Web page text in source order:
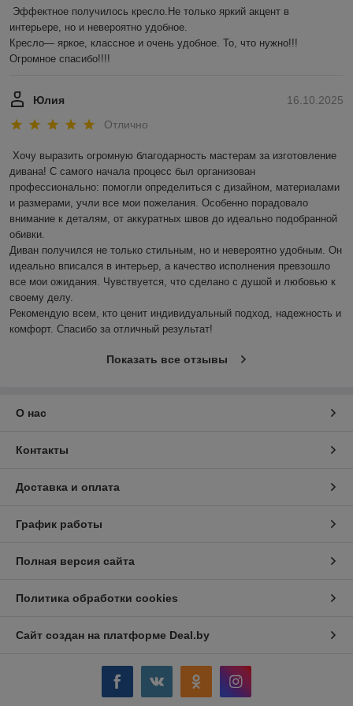
Эффектное получилось кресло.Не только яркий акцент в
интерьере, но и невероятно удобное.
Кресло— яркое, классное и очень удобное. То, что нужно!!!
Огромное спасибо!!!!
16.10.2025
Юлия
Отлично
Хочу выразить огромную благодарность мастерам за изготовление
дивана! С самого начала процесс был организован
профессионально: помогли определиться с дизайном, материалами
и размерами, учли все мои пожелания. Особенно порадовало
внимание к деталям, от аккуратных швов до идеально подобранной
обивки.
Диван получился не только стильным, но и невероятно удобным. Он
идеально вписался в интерьер, а качество исполнения превзошло
все мои ожидания. Чувствуется, что сделано с душой и любовью к
своему делу.
Рекомендую всем, кто ценит индивидуальный подход, надежность и
комфорт. Спасибо за отличный результат!
Показать все отзывы
О нас
Контакты
Доставка и оплата
График работы
Полная версия сайта
Политика обработки cookies
Сайт создан на платформе Deal.by